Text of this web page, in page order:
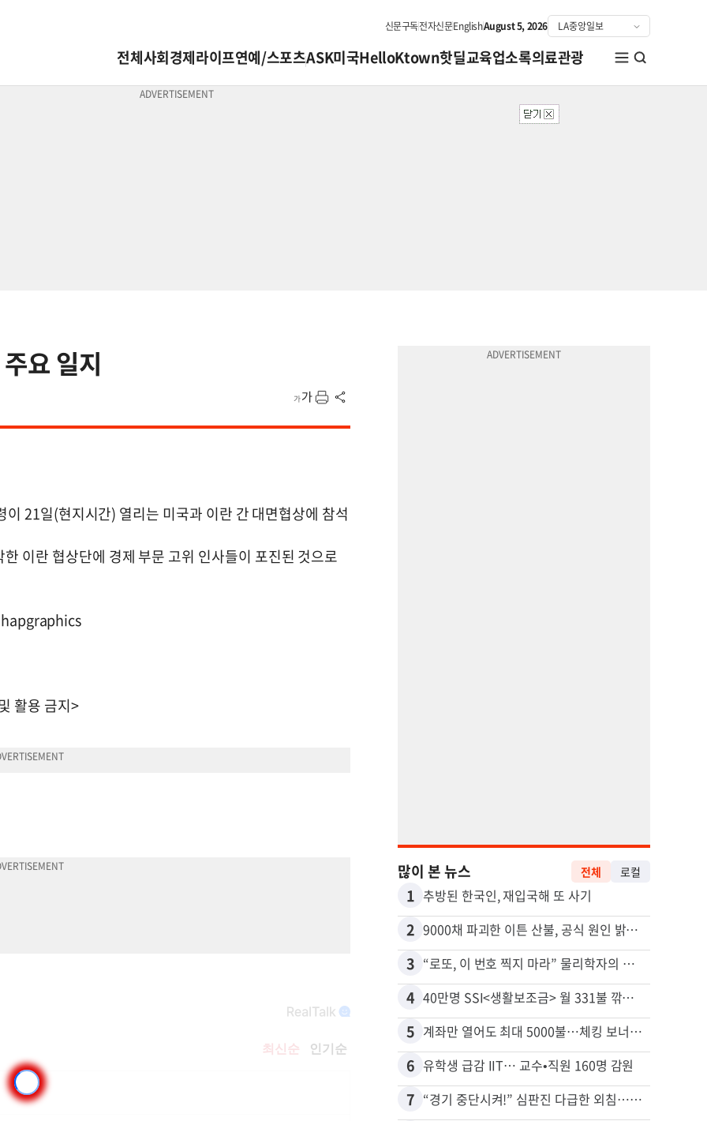
신문구독전자신문EnglishAugust 5, 2026
전체사회경제라이프연예/스포츠ASK미국HelloKtown핫딜교육업소록의료관광
요 일지
21일(현지시간) 열리는 미국과 이란 간 대면협상에 참석
이란 협상단에 경제 부문 고위 인사들이 포진된 것으로
활용 금지>
많이 본 뉴스 전체 로컬
1 추방된 한국인, 재입국해 또 사기
2 9000채 파괴한 이튼 산불, 공식 원인 밝혀졌다
3 “로또, 이 번호 찍지 마라” 물리학자의 당첨금 높이는 비밀
4 40만명 SSI<생활보조금> 월 331불 깎이나
5 계좌만 열어도 최대 5000불…체킹 보너스 무한 경쟁
6 유학생 급감 IIT… 교수•직원 160명 감원
7 “경기 중단시켜!” 심판진 다급한 외침…폭염에 야구팬 쓰러졌다